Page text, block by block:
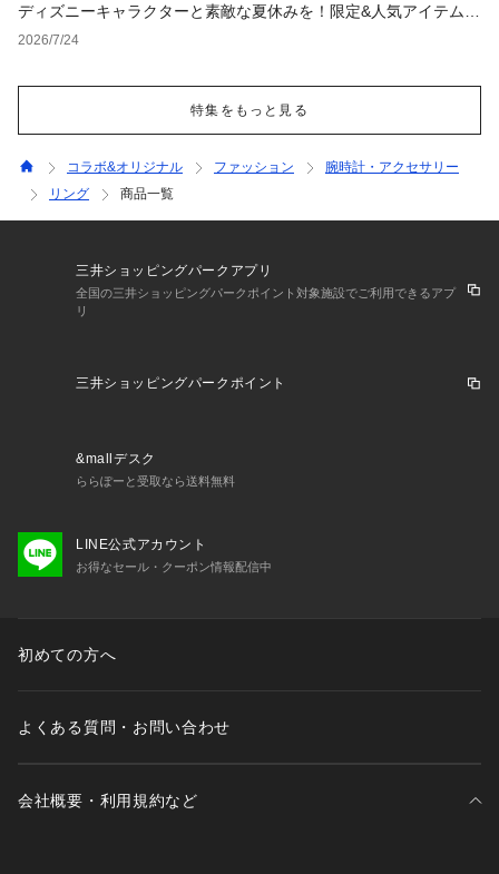
ディズニーキャラクターと素敵な夏休みを！限定&人気アイテム特
集
2026/7/24
特集をもっと見る
コラボ&オリジナル ファッション
腕時計・アクセサリー
リング
商品一覧
三井ショッピングパークアプリ
全国の三井ショッピングパークポイント対象施設でご利用できるアプ
リ
三井ショッピングパークポイント
&mallデスク
ららぽーと受取なら送料無料
LINE公式アカウント
お得なセール・クーポン情報配信中
初めての方へ
よくある質問・お問い合わせ
会社概要・利用規約など